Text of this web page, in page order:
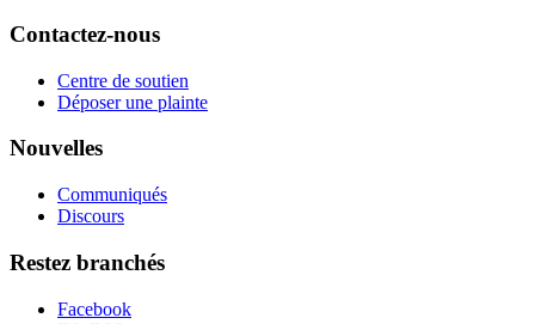
Contactez-nous
Centre de soutien
Déposer une plainte
Nouvelles
Communiqués
Discours
Restez branchés
Facebook